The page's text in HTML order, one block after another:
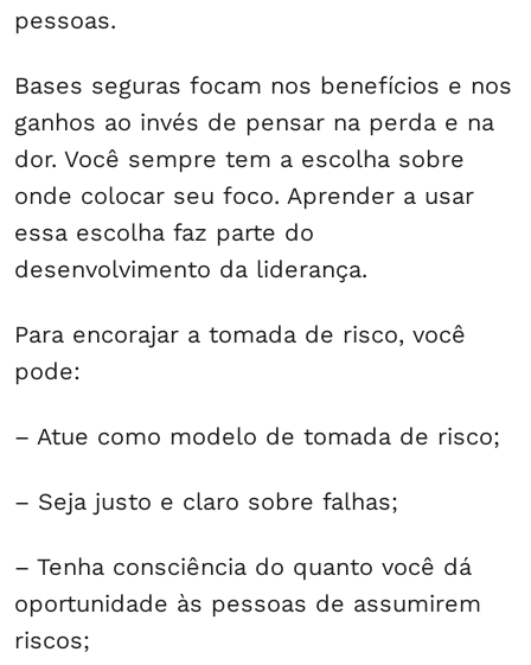
pessoas.
Bases seguras focam nos benefícios e nos
ganhos ao invés de pensar na perda e na
dor. Você sempre tem a escolha sobre
onde colocar seu foco. Aprender a usar
essa escolha faz parte do
desenvolvimento da liderança.
Para encorajar a tomada de risco, você
pode:
– Atue como modelo de tomada de risco;
– Seja justo e claro sobre falhas;
– Tenha consciência do quanto você dá
oportunidade às pessoas de assumirem
riscos;